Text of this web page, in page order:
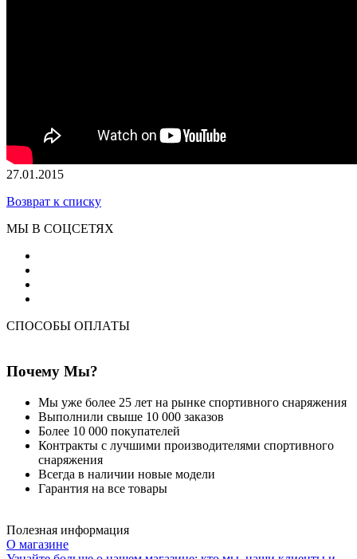
27.01.2015
Возврат к списку
МЫ В СОЦСЕТЯХ
СПОСОБЫ ОПЛАТЫ
Почему Мы?
Мы уже более 25 лет на рынке спортивного снаряжения
Выполнили свыше 10 000 заказов
Более 10 000 покупателей
Контракты с лучшими производителями спортивного
снаряжения
Всегда в наличии новые модели
Гарантия на все товары
Полезная информация
О магазине